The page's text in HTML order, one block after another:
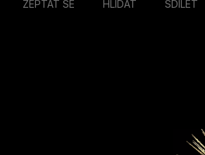
ZEPTAT SE HLÍDAT SDÍLET